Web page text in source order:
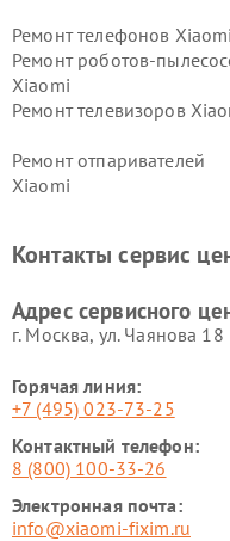
Ремонт телефонов Xiaomi
Ремонт роботов-
Xiaomi
Ремонт телевизоров
Ремонт отпаривателей
Xiaomi
Ремонт стиральных
Контакты сервис
Адрес сервисного
г. Москва, ул. Чаянова 18
Горячая линия:
+7 (495) 023-73-25
Контактный телефон:
8 (800) 100-33-26
Электронная почта:
info@xiaomi-fixim.ru